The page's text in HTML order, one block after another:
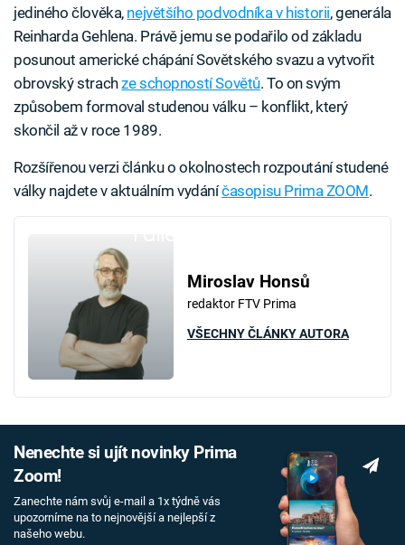
jediného člověka, největšího podvodníka v historii, generála
Reinharda Gehlena. Právě jemu se podařilo od základu
posunout americké chápání Sovětského svazu a vytvořit
obrovský strachze schopností Sovětů. To on svým
způsobem formoval studenou válku – konflikt, který
skončil až v roce 1989.
Rozšířenou verzi článku o okolnostech rozpoutání studené
války najdete v aktuálním vydáníčasopisu Prima ZOOM.
Miroslav Honsů
redaktor FTV Prima
VŠECHNY ČLÁNKY AUTORA
Nenechte si ujít novinky Prima
Zoom!
Zanechte nám svůj e-mail a 1x týdně vás
upozorníme na to nejnovější a nejlepší z
našeho webu.